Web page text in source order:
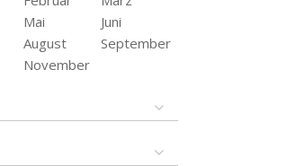
Mai
Juni
August
September
November